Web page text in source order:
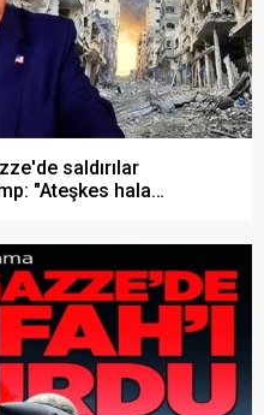
saldırılar
"Ateşkes hala